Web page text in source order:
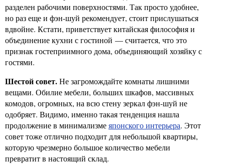
разделен рабочими поверхностями. Так просто удобнее,
но раз еще и фэн-шуй рекомендует, стоит прислушаться
вдвойне. Кстати, приветствует китайская философия и
объединение кухни с гостиной — считается, что это
признак гостеприимного дома, объединяющий хозяйку с
гостями.
Шестой совет.Не загромождайте комнаты лишними
вещами. Обилие мебели, больших шкафов, массивных
комодов, огромных, на всю стену зеркал фэн-шуй не
одобряет. Видимо, именно такая тенденция нашла
продолжение в минимализмеяпонского интерьера. Этот
совет тоже отлично подходит для небольшой квартиры,
которую чрезмерно большое количество мебели
превратит в настоящий склад.